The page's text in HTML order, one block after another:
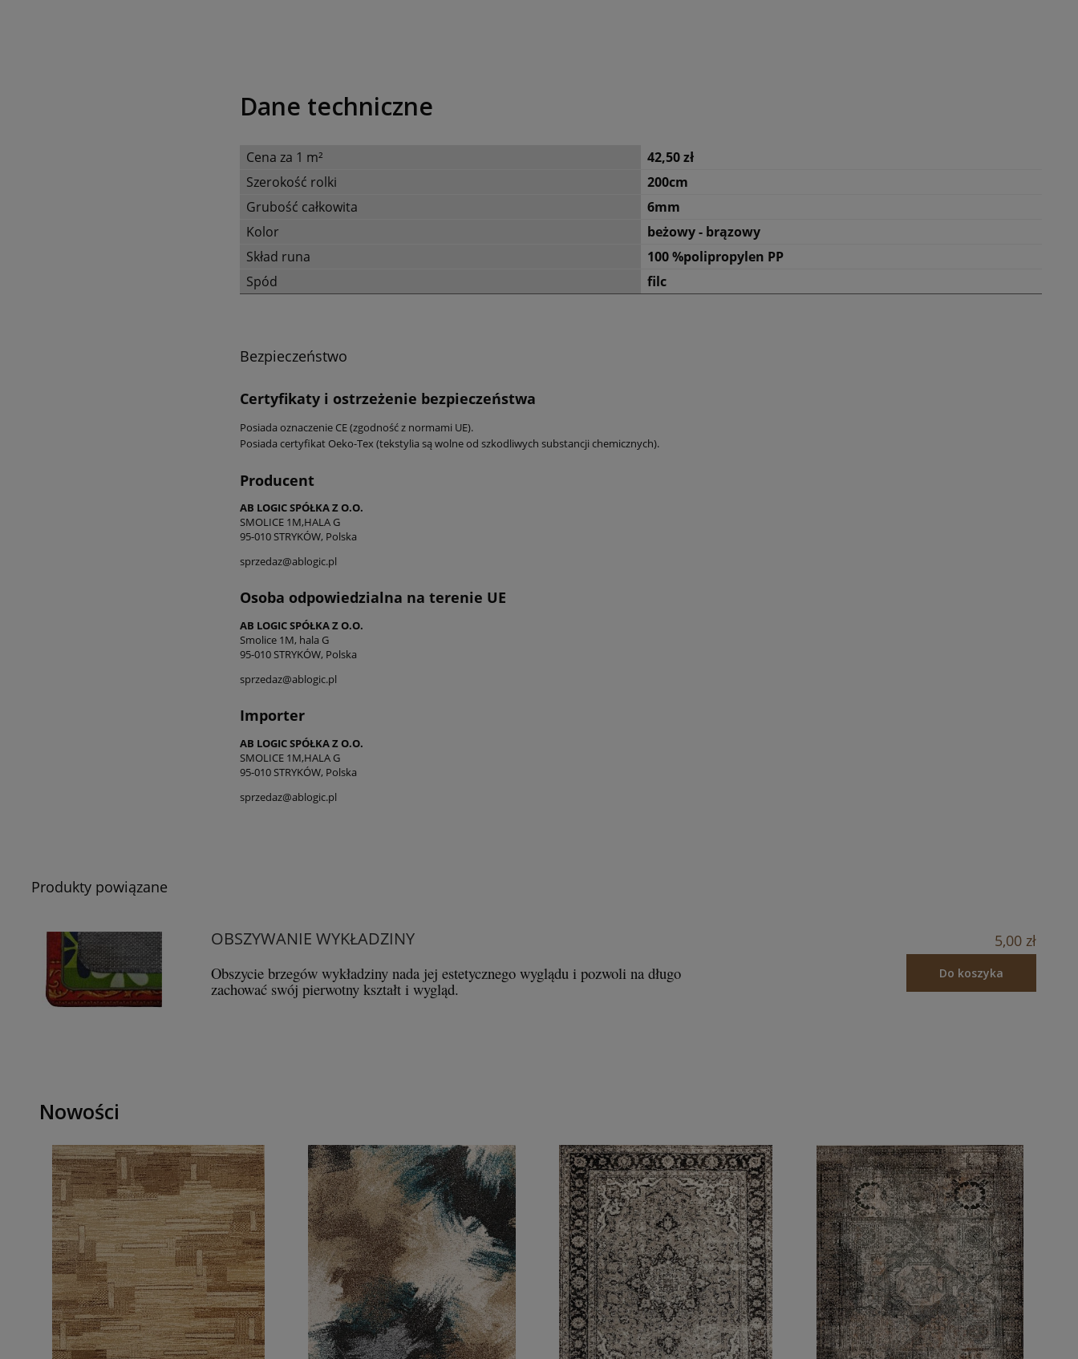
Dane techniczne
Cena za 1 m²
42,50 zł
Szerokość rolki
200cm
Grubość całkowita
6mm
Kolor
beżowy - brązowy
Skład runa
100 %polipropylen PP
Spód
filc
Bezpieczeństwo
Certyfikaty i ostrzeżenie bezpieczeństwa
Posiada oznaczenie CE (zgodność z normami UE).
Posiada certyfikat Oeko-Tex (tekstylia są wolne od szkodliwych substancji chemicznych).
Producent
AB LOGIC SPÓŁKA Z O.O.
SMOLICE 1M,HALA G
95-010 STRYKÓW, Polska
sprzedaz@ablogic.pl
Osoba odpowiedzialna na terenie UE
AB LOGIC SPÓŁKA Z O.O.
Smolice 1M, hala G
95-010 STRYKÓW, Polska
sprzedaz@ablogic.pl
Importer
AB LOGIC SPÓŁKA Z O.O.
SMOLICE 1M,HALA G
95-010 STRYKÓW, Polska
sprzedaz@ablogic.pl
Produkty powiązane
OBSZYWANIE WYKŁADZINY
Obszycie brzegów wykładziny nada jej estetycznego wyglądu i pozwoli na długo
zachować swój pierwotny kształt i wygląd.
5,00 zł
Do koszyka
Nowości